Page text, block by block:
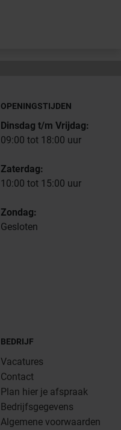
OPENINGSTIJDEN
Dinsdag t/m Vrijdag:
09:00 tot 18:00 uur
Zaterdag:
10:00 tot 15:00 uur
Zondag:
Gesloten
BEDRIJF
Vacatures
Contact
Plan hier je afspraak
Bedrijfsgegevens
Algemene voorwaarden